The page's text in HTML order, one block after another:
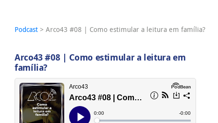
Podcast > Arco43 #08 | Como estimular a leitura em família?
Arco43 #08 | Como estimular a leitura em
família?